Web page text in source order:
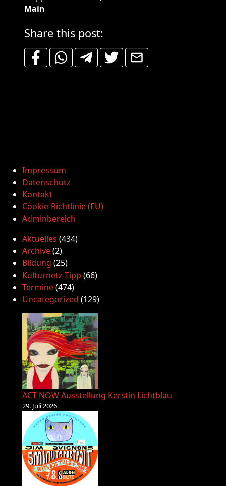
Main
Share this post:
Impressum
Datenschutz
Kontakt
Cookie-Richtlinie (EU)
Adminbereich
Aktuelles (434)
Archive(2)
Bildung (25)
Kulturnetz-Tipp (66)
Termine(474)
Uncategorized (129)
ACT NOW Ausstellung Kerstin Lichtblau
29. Juli 2026